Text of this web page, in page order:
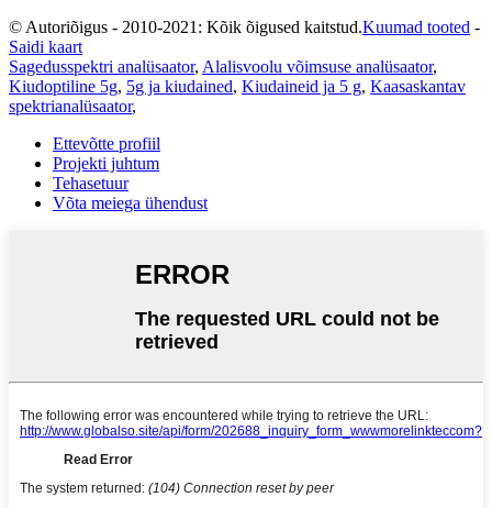
© Autoriõigus - 2010-2021: Kõik õigused kaitstud.Kuumad tooted -
Saidi kaart
Sagedusspektri analüsaator, Alalisvoolu võimsuse analüsaator,
Kiudoptiline 5g, 5g ja kiudained, Kiudaineid ja 5 g, Kaasaskantav
spektrianalüsaator,
Ettevõtte profiil
Projekti juhtum
Tehasetuur
Võta meiega ühendust